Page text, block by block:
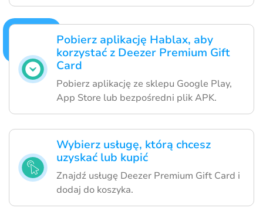
Pobierz aplikację Hablax, aby
korzystać z Deezer Premium Gift
Card
Pobierz aplikację ze sklepu Google Play,
App Store lub bezpośredni plik APK.
Wybierz usługę, którą chcesz
uzyskać lub kupić
Znajdź usługę Deezer Premium Gift Card i
dodaj do koszyka.